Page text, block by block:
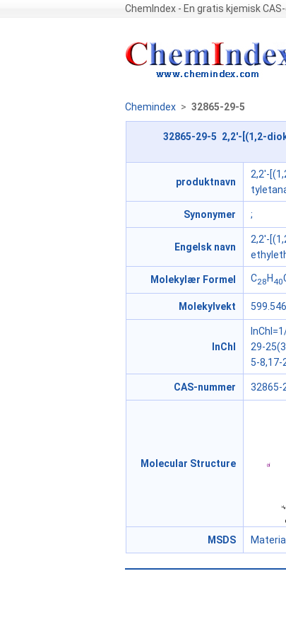
ChemIndex - En gratis kjemisk
Chemindex > 32865-29-5
32865-29-5 2,2'-[(1,2-
produktnavn
2,2'-
Synonymer ;
Engelsk navn
2,2'-
Molekylær Formel C28 H 40
Molekylvekt
InChI
29-
5-8,17-
CAS-nummer 32865-
Molecular Structure
MSDS